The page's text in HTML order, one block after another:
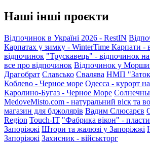
Наші інші проєкти
Відпочинок в Україні 2026 - RestIN
Карпатах у зимку - WinterTime Карпати -
відпочинок "Трускавець" - відпочинок на
все про відпочинок Відпочинок у
Драгобрат Славсько Свалява НМП
Коблево - Черное море Одесса - курорт
Каролино-Бугаз - Черное Море
MedoveMisto.com - натуральний віск та
магазин для бджолярів Вадим Слюсарєв
Region Touch-IT "Фабрика вікон" -
Запоріжжі Штори та жалюзі у Запоріжжі
Запоріжжі Захисник - військторг